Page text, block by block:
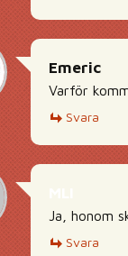
Emeric
Varför
Svara
Ja, honom
Svara